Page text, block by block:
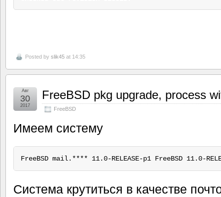
Posted by slik45 at 14:35
FreeBSD pkg upgrade, process
FreeBSD
Авг
30
2017
Имеем систему
Система крутиться в качестве